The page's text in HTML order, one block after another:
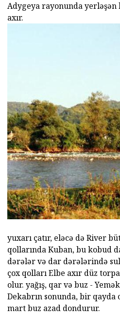
Adygeya rayonunda yerləşən
axır.
yuxarı çatır, eləcə də River
qollarında Kuban, bu kobud
dərələr və dar dərələrində
çox qolları Elbe axır düz
olur. yağış, qar və buz - Yemək
Dekabrın sonunda, bir qayda
mart buz azad dondurur.